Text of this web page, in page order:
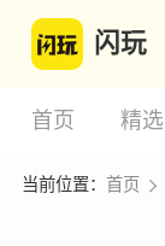
闪玩
首页 精选
当前位置： 首页